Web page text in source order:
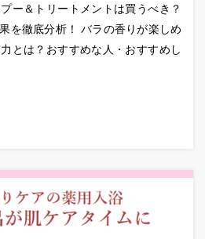
ー＆トリートメントは買うべき？
を徹底分析！ バラの香りが楽しめ
とは？おすすめな人・おすすめし